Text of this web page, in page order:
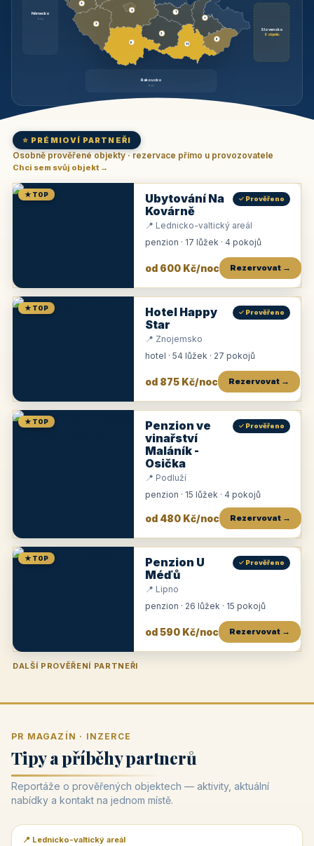
Německo
brzy
Slovensko
6 objektů
Rakousko
brzy
3
9
3
3
1
2
11
1
6
⭐ PRÉMIOVÍ PARTNEŘI
Osobně prověřené objekty · rezervace přímo u provozovatele
Chci sem svůj objekt →
★ TOP
Ubytování Na
Kovárně
✓ Prověřeno
📍 Lednicko-valtický areál
penzion · 17 lůžek · 4 pokojů
od 600 Kč/noc Rezervovat →
★ TOP
Hotel Happy
Star
✓ Prověřeno
📍 Znojemsko
hotel · 54 lůžek · 27 pokojů
od 875 Kč/noc Rezervovat →
★ TOP
Penzion ve
vinařství
Maláník -
Osička
✓ Prověřeno
📍 Podluží
penzion · 15 lůžek · 4 pokojů
od 480 Kč/noc Rezervovat →
★ TOP
Penzion U
Méďů
✓ Prověřeno
📍 Lipno
penzion · 26 lůžek · 15 pokojů
od 590 Kč/noc Rezervovat →
DALŠÍ PROVĚŘENÍ PARTNEŘI
Penzion U Zámku Pension Faber
PR MAGAZÍN · INZERCE
Tipy a příběhy partnerů
Reportáže o prověřených objektech — aktivity, aktuální
nabídky a kontakt na jednom místě.
📰 PR článek
📍 Lednicko-valtický areál